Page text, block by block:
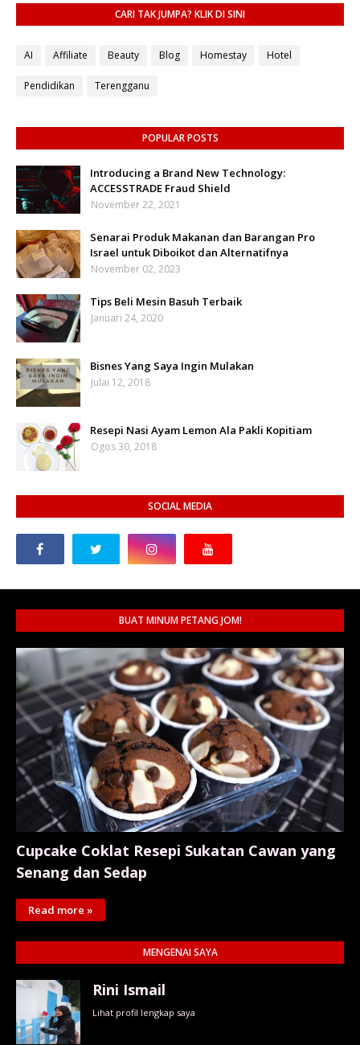
CARI TAK JUMPA? KLIK DI SINI
AI Affiliate Beauty Blog Homestay Hotel
Pendidikan Terengganu
POPULAR POSTS
Introducing a Brand New Technology:
ACCESSTRADE Fraud Shield
November 22, 2021
Senarai Produk Makanan dan Barangan Pro
Israel untuk Diboikot dan Alternatifnya
November 02, 2023
Tips Beli Mesin Basuh Terbaik
Januari 24, 2020
Bisnes Yang Saya Ingin Mulakan
Julai 12, 2018
Resepi Nasi Ayam Lemon Ala Pakli Kopitiam
Ogos 30, 2018
SOCIAL MEDIA
BUAT MINUM PETANG JOM!
Cupcake Coklat Resepi Sukatan Cawan yang
Senang dan Sedap
Read more »
MENGENAI SAYA
Rini Ismail
Lihat profil lengkap saya